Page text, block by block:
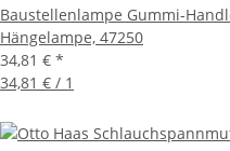
Baustellenlampe Gummi-
Hängelampe, 47250
34,81 € *
34,81 € / 1